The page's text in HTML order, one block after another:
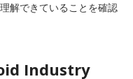
解できていることを確認
Industry